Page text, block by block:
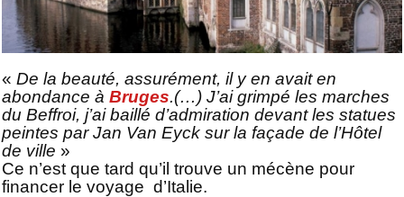
« De la beauté, assurément, il y en avait en
abondance à Bruges.(…) J’ai grimpé les marches
du Beffroi, j’ai baillé d’admiration devant les statues
peintes par Jan Van Eyck sur la façade de l’Hôtel
de ville »
Ce n’est que tard qu’il trouve un mécène pour
financer le voyage d’Italie.